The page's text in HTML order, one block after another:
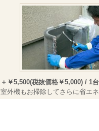
＋￥5,500(税抜価格￥5,000) / 1台
室外機もお掃除してさらに省エネ